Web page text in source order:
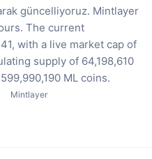
güncelliyoruz. Mintlayer
The current
with a live market cap of
supply of 64,198,610
ML coins.
Mintlayer